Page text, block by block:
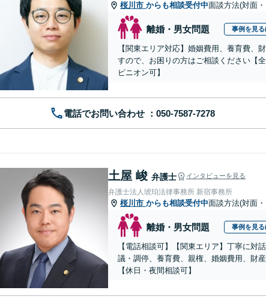
桜川市 からも相談受付中面談方法(対面
離婚・男女問題 事例を見る
【関東エリア対応】婚姻費用、養育費、
すので、お困りの方はご相談ください【
ピニオン可】
電話でお問い合わせ
土屋 峻 弁護士 インタビューを見る
弁護士法人琥珀法律事務所 新宿事務所
桜川市 からも相談受付中面談方法(対面
離婚・男女問題 事例を見る
【電話相談可】【関東エリア】丁寧に対
議・調停、養育費、親権、婚姻費用、財
【休日・夜間相談可】